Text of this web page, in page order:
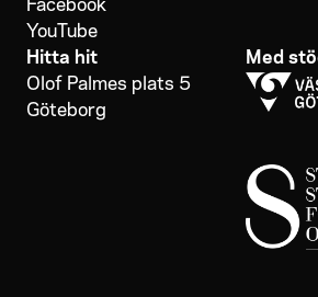
YouTube
Hitta hit
Olof Palmes plats 5
Göteborg
Med